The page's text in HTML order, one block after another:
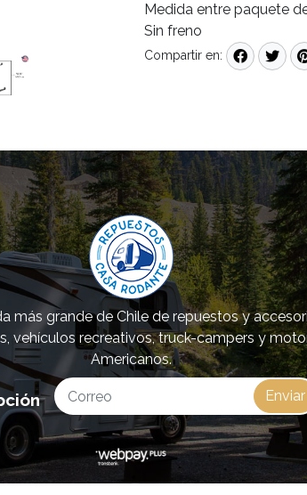
Medida entre paquete
Sin freno
Compartir en:
más grande de Chile de repuestos y
vehículos recreativos, truck-campers y
Americanos.
Enviar